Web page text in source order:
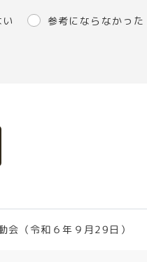
参考にならなかった
会（令和６年９月29日）